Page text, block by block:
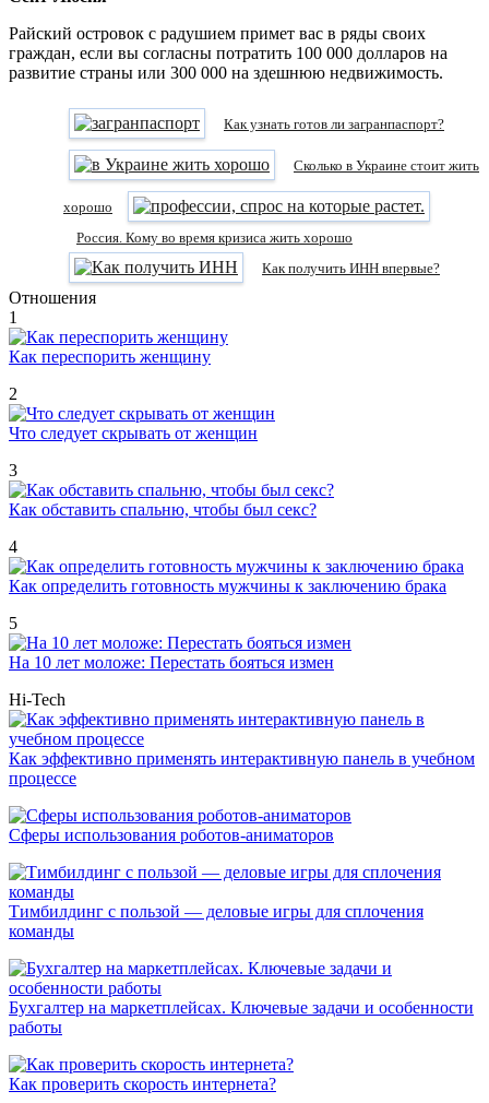
Райский островок с радушием примет вас в ряды своих
граждан, если вы согласны потратить 100 000 долларов на
развитие страны или 300 000 на здешнюю недвижимость.
Как узнать готов ли загранпаспорт?
Сколько в Украине стоит жить
хорошо
Россия. Кому во время кризиса жить хорошо
Как получить ИНН впервые?
Отношения
1
Как переспорить женщину
2
Что следует скрывать от женщин
3
Как обставить спальню, чтобы был секс?
4
Как определить готовность мужчины к заключению брака
5
На 10 лет моложе: Перестать бояться измен
Hi-Tech
Как эффективно применять интерактивную панель в учебном
процессе
Сферы использования роботов-аниматоров
Тимбилдинг с пользой — деловые игры для сплочения
команды
Бухгалтер на маркетплейсах. Ключевые задачи и особенности
работы
Как проверить скорость интернета?